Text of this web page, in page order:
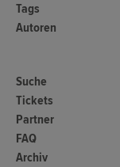
Tags
Autoren
Suche
Tickets
Partner
FAQ
Archiv